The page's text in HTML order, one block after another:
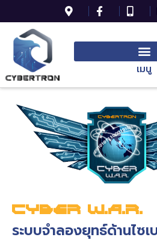
เมนู
CYBER W.A.R.
ระบบจำลองยุทธ์ด้านไซเ